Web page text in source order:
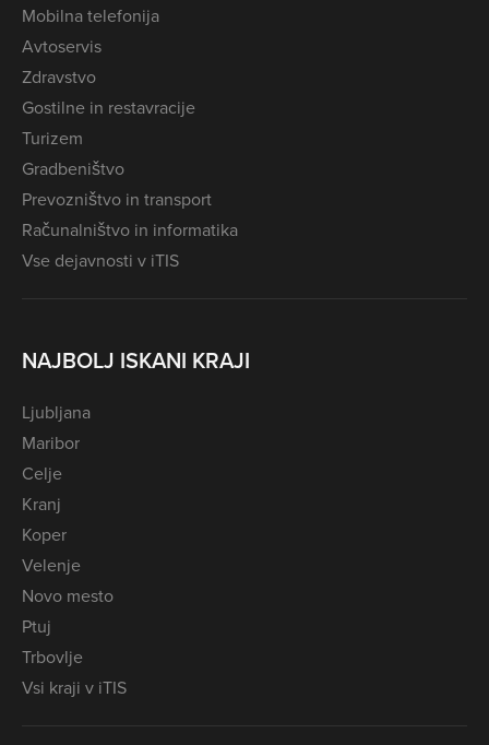
Mobilna telefonija
Avtoservis
Zdravstvo
Gostilne in restavracije
Turizem
Gradbeništvo
Prevozništvo in transport
Računalništvo in informatika
Vse dejavnosti v iTIS
NAJBOLJ ISKANI KRAJI
Ljubljana
Maribor
Celje
Kranj
Koper
Velenje
Novo mesto
Ptuj
Trbovlje
Vsi kraji v iTIS